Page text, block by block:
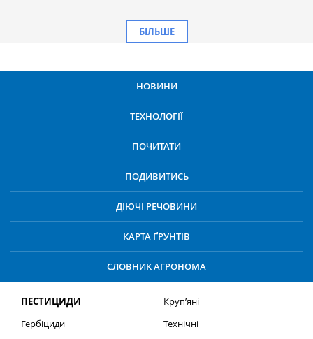
БІЛЬШЕ
НОВИНИ
ТЕХНОЛОГІЇ
ПОЧИТАТИ
ПОДИВИТИСЬ
ДІЮЧІ РЕЧОВИНИ
КАРТА ҐРУНТІВ
СЛОВНИК АГРОНОМА
ПЕСТИЦИДИ
Гербіциди
Круп’яні
Технічні